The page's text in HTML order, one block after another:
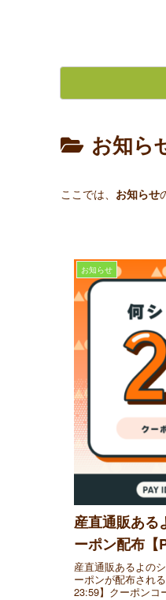
お知ら
ここでは、 お知らせ
お知らせ
産直通販ある
ーポン配布【
産直通販あるよの
ーポンが配布され
23:59】クーポンコ